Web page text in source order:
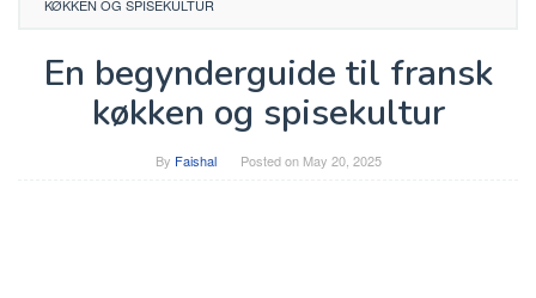
KØKKEN OG SPISEKULTUR
En begynderguide til fransk
køkken og spisekultur
By Faishal Posted on May 20, 2025